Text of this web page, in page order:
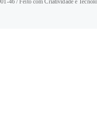
46 / Feito com Criatividade e